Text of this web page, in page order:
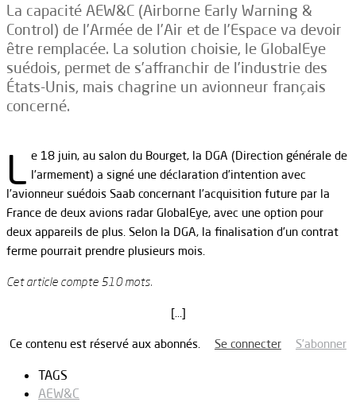
La capacité AEW&C (Airborne Early Warning &
Control) de l’Armée de l’Air et de l’Espace va devoir
être remplacée. La solution choisie, le GlobalEye
suédois, permet de s’affranchir de l’industrie des
États-Unis, mais chagrine un avionneur français
concerné.
L e 18 juin, au salon du Bourget, la DGA (Direction générale de
l’armement) a signé une déclaration d’intention avec
l’avionneur suédois Saab concernant l’acquisition future par la
France de deux avions radar GlobalEye, avec une option pour
deux appareils de plus. Selon la DGA, la finalisation d’un contrat
ferme pourrait prendre plusieurs mois.
Cet article compte 510 mots.
[…]
Ce contenu est réservé aux abonnés. Se connecter S’abonner
TAGS
AEW&C